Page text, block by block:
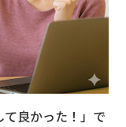
良かった！」で